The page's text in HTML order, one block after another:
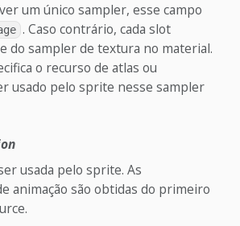
um único sampler, esse campo
. Caso contrário, cada slot
do sampler de textura no material.
o recurso de atlas ou
usado pelo sprite nesse sampler
usada pelo sprite. As
animação são obtidas do primeiro